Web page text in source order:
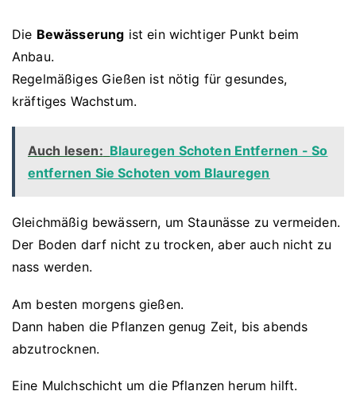
Die Bewässerung ist ein wichtiger Punkt beim
Anbau.
Regelmäßiges Gießen ist nötig für gesundes,
kräftiges Wachstum.
Auch lesen: Blauregen Schoten Entfernen - So
entfernen Sie Schoten vom Blauregen
Gleichmäßig bewässern, um Staunässe zu vermeiden.
Der Boden darf nicht zu trocken, aber auch nicht zu
nass werden.
Am besten morgens gießen.
Dann haben die Pflanzen genug Zeit, bis abends
abzutrocknen.
Eine Mulchschicht um die Pflanzen herum hilft.